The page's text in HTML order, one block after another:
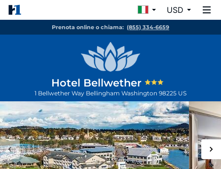
USD
Prenota online o chiama: (855) 334-6659
Hotel Bellwether
1 Bellwether Way Bellingham Washington 98225 US